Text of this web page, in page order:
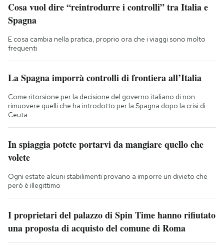
Cosa vuol dire “reintrodurre i controlli” tra Italia e
Spagna
E cosa cambia nella pratica, proprio ora che i viaggi sono molto
frequenti
La Spagna imporrà controlli di frontiera all’Italia
Come ritorsione per la decisione del governo italiano di non
rimuovere quelli che ha introdotto per la Spagna dopo la crisi di
Ceuta
In spiaggia potete portarvi da mangiare quello che
volete
Ogni estate alcuni stabilimenti provano a imporre un divieto che
però è illegittimo
I proprietari del palazzo di Spin Time hanno rifiutato
una proposta di acquisto del comune di Roma